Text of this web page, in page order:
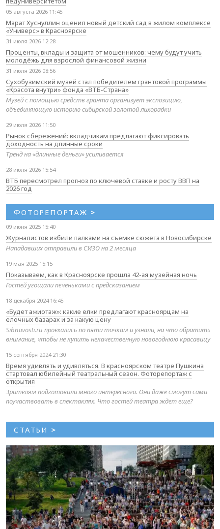
05 августа 2026 11:45
Марат Хуснуллин оценил новый детский сад в жилом комплексе
«Универс» в Красноярске
31 июля 2026 12:28
Проценты, вклады и защита от мошенников: чему будут учить
молодёжь для взрослой финансовой жизни
31 июля 2026 08:56
Сухобузимский музей стал победителем грантовой программы
«Красота внутри» фонда «ВТБ-Страна»
Музей с помощью средств гранта организует экспозицию,
объединяющую историю сибирской золотой лихорадки
29 июля 2026 11:50
Рынок сбережений: вкладчикам предлагают фиксировать
доходность на длинные сроки
Тренд на «длинные деньги» усиливается
28 июля 2026 15:54
ВТБ пересмотрел прогноз по ключевой ставке и росту ВВП на
2026 год
ФОТОРЕПОРТАЖ >
09 июня 2025 15:40
Журналистов избили палками на съемке сюжета в Новосибирске
Нападавших отправили в СИЗО на 2 месяца
19 мая 2025 15:15
Показываем, как в Красноярске прошла 42-ая музейная ночь
Гостей угощали печеньками с предсказанием
18 декабря 2024 16:45
«Будет ажиотаж»: какие елки предлагают красноярцам на
елочных базарах и за какую цену
Sibnovosti.ru проехались по пяти точкам и узнали, на что обратить
внимание, чтобы не купить некачественную новогоднюю красавицу
15 сентября 2024 21:30
Время удивлять и удивляться. В красноярском театре Пушкина
стартовал юбилейный театральный сезон. Фоторепортаж с
открытия
Зрителям подготовили много интересного. Они даже смогут сами
поучаствовать в спектаклях. Что гостей театра ждет еще?
СТАТЬИ >